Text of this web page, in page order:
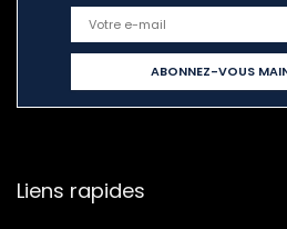
Liens rapides